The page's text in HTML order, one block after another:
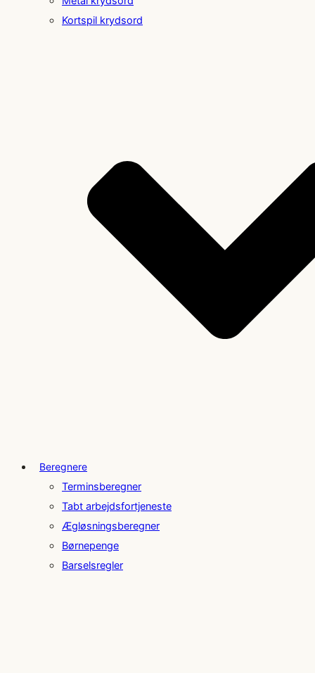
Kortspil krydsord
Beregnere
Terminsberegner
Tabt arbejdsfortjeneste
Ægløsningsberegner
Børnepenge
Barselsregler